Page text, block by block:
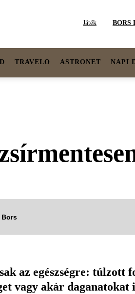
Játék BORS
TRAVELO ASTRONET NAPI
Bors
az egészségre: túlzott
vagy akár daganatokat